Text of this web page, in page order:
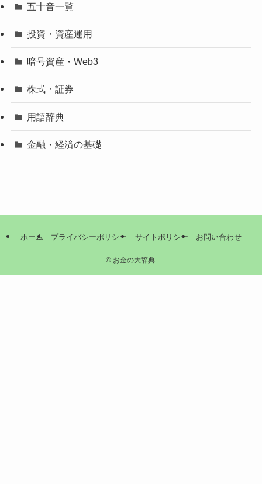
五十音一覧
投資・資産運用
暗号資産・Web3
株式・証券
用語辞典
金融・経済の基礎
ホーム プライバシーポリシー サイトポリシー お問い合わせ
©お金の大辞典.